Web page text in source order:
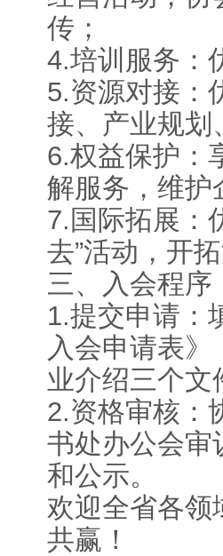
传；
4.培训服务：
5.资源对接：
接、产业规划
6.权益保护：
解服务，维护
7.国际拓展：
去”活动，开
三、入会程序
1.提交申请：
入会申请表
业介绍三个文
2.资格审核：
书处办公会审
和公示。
欢迎全省各领
共赢！